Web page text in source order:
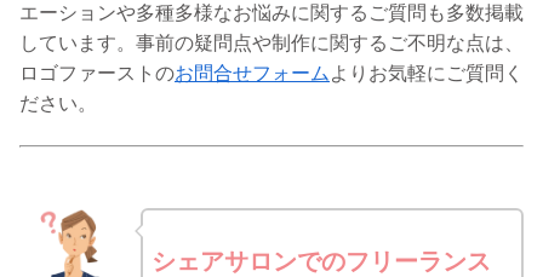
エーションや多種多様なお悩みに関するご質問も多数掲載
しています。事前の疑問点や制作に関するご不明な点は、
ロゴファーストのお問合せフォーム よりお気軽にご質問く
ださい。
シェアサロンでのフリーランス